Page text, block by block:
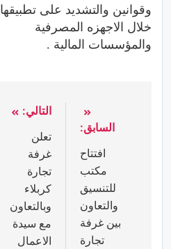
وقوانين والتشديد على تطبيقها
خلال الاجهزه المصرفية
والمؤسسات المالية .
السابق:
افتتاح
مكتب
للتنسيق
والتعاون
بين غرفة
تجارة
التالي:
تعلن
غرفة
تجارة
كربلاء
وبالتعاون
مع سيدة
الاعمال